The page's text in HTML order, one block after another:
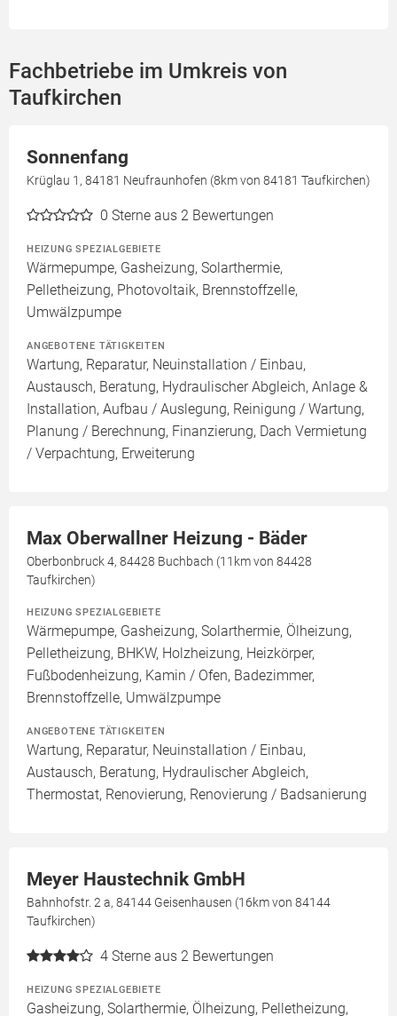
Fachbetriebe im Umkreis von
Taufkirchen
Sonnenfang
Krüglau 1, 84181 Neufraunhofen (8km von 84181 Taufkirchen)
0 Sterne aus 2 Bewertungen
HEIZUNG SPEZIALGEBIETE
Wärmepumpe, Gasheizung, Solarthermie,
Pelletheizung, Photovoltaik, Brennstoffzelle,
Umwälzpumpe
ANGEBOTENE TÄTIGKEITEN
Wartung, Reparatur, Neuinstallation / Einbau,
Austausch, Beratung, Hydraulischer Abgleich, Anlage &
Installation, Aufbau / Auslegung, Reinigung / Wartung,
Planung / Berechnung, Finanzierung, Dach Vermietung
/ Verpachtung, Erweiterung
Max Oberwallner Heizung - Bäder
Oberbonbruck 4, 84428 Buchbach (11km von 84428
Taufkirchen)
HEIZUNG SPEZIALGEBIETE
Wärmepumpe, Gasheizung, Solarthermie, Ölheizung,
Pelletheizung, BHKW, Holzheizung, Heizkörper,
Fußbodenheizung, Kamin / Ofen, Badezimmer,
Brennstoffzelle, Umwälzpumpe
ANGEBOTENE TÄTIGKEITEN
Wartung, Reparatur, Neuinstallation / Einbau,
Austausch, Beratung, Hydraulischer Abgleich,
Thermostat, Renovierung, Renovierung / Badsanierung
Meyer Haustechnik GmbH
Bahnhofstr. 2 a, 84144 Geisenhausen (16km von 84144
Taufkirchen)
4 Sterne aus 2 Bewertungen
HEIZUNG SPEZIALGEBIETE
Gasheizung, Solarthermie, Ölheizung, Pelletheizung,